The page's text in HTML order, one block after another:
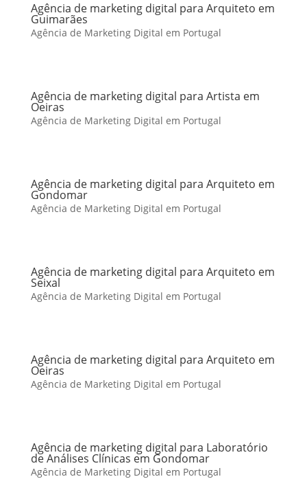
Agência de marketing digital para Arquiteto em
Guimarães
Agência de Marketing Digital em Portugal
Agência de marketing digital para Artista em
Oeiras
Agência de Marketing Digital em Portugal
Agência de marketing digital para Arquiteto em
Gondomar
Agência de Marketing Digital em Portugal
Agência de marketing digital para Arquiteto em
Seixal
Agência de Marketing Digital em Portugal
Agência de marketing digital para Arquiteto em
Oeiras
Agência de Marketing Digital em Portugal
Agência de marketing digital para Laboratório
de Análises Clínicas em Gondomar
Agência de Marketing Digital em Portugal